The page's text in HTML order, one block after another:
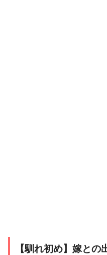
【馴れ初め】嫁と